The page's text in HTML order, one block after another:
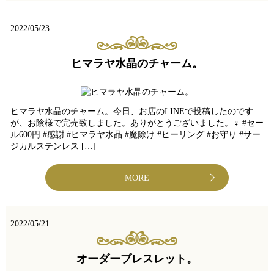
2022/05/23
ヒマラヤ水晶のチャーム。
ヒマラヤ水晶のチャーム。今日、お店のLINEで投稿したのです
が、お陰様で完売致しました。ありがとうございました。‍♀️ #セー
ル600円 #感謝 #ヒマラヤ水晶 #魔除け #ヒーリング #お守り #サー
ジカルステンレス […]
MORE
2022/05/21
オーダーブレスレット。